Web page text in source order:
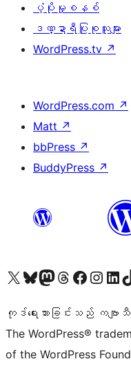
ပံ့ပိုးမှုစနစ်
ဒဏ္ဍာရီပြုစုသူများ
WordPress.tv ↗
WordPress.com ↗
Matt ↗
bbPress ↗
BuddyPress ↗
ကျွန်ုပ်တို့၏ X (ယခင် Twitter) အကောင့်သို့ သွားရောက်ကြည့်ရှုပါကျွန်ုပ်တို့၏ Bluesky အကောင့်သို့ ဝင်ရောက်ကြည့်ရှုရန်
ကျွန်ုပ်တို့၏ Mastodon အကောင့်သို့ သွားရောက်ကြည့်ရှုပါကျွန်ုပ်တို့၏ Threads အကောင့်သို့ ဝင်ရောက်ကြည့်ရှုရန်
ကျွန်ုပ်တို့၏ Facebook စာမျက်နှာသို့ သွားရောက်ကြည့်ရှုပါကျွန်ုပ်တို့၏ Instagram အကောင့်သို့ သွားရောက်ကြည့်ရှုပါ ကျွန်ုပ်တို့၏ LinkedIn အကောင့်သို့ သွားရောက်ကြည့်ရှုပါကျွန်ုပ်တို့
ကုဒ်ရေးသားခြင်းသည် ကဗျ
The WordPress®
of the WordPress